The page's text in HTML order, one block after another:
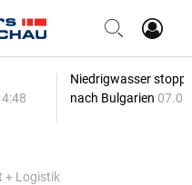
Niedrigwasser
nach Bulgarien
+ Logistik